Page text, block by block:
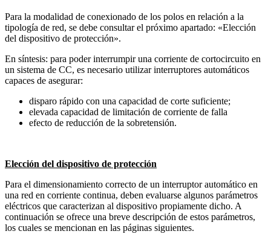
Para la modalidad de conexionado de los polos en relación a la
tipología de red, se debe consultar el próximo apartado: «Elección
del dispositivo de protección».
En síntesis: para poder interrumpir una corriente de cortocircuito en
un sistema de CC, es necesario utilizar interruptores automáticos
capaces de asegurar:
disparo rápido con una capacidad de corte suficiente;
elevada capacidad de limitación de corriente de falla
efecto de reducción de la sobretensión.
Elección del dispositivo de protección
Para el dimensionamiento correcto de un interruptor automático en
una red en corriente continua, deben evaluarse algunos parámetros
eléctricos que caracterizan al dispositivo propiamente dicho. A
continuación se ofrece una breve descripción de estos parámetros,
los cuales se mencionan en las páginas siguientes.